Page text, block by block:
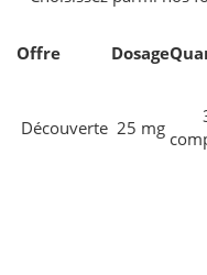
Offre
Dosage
Découverte 25 mg